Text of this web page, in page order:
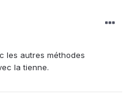
les autres méthodes
la tienne.